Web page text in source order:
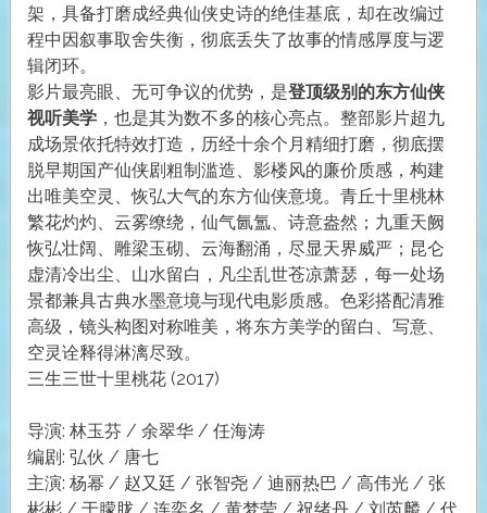
架，具备打磨成经典仙侠史诗的绝佳基底，却在改编过
程中因叙事取舍失衡，彻底丢失了故事的情感厚度与逻
辑闭环。
影片最亮眼、无可争议的优势，是登顶级别的东方仙侠
视听美学，也是其为数不多的核心亮点。整部影片超九
成场景依托特效打造，历经十余个月精细打磨，彻底摆
脱早期国产仙侠剧粗制滥造、影楼风的廉价质感，构建
出唯美空灵、恢弘大气的东方仙侠意境。青丘十里桃林
繁花灼灼、云雾缭绕，仙气氤氲、诗意盎然；九重天阙
恢弘壮阔、雕梁玉砌、云海翻涌，尽显天界威严；昆仑
虚清冷出尘、山水留白，凡尘乱世苍凉萧瑟，每一处场
景都兼具古典水墨意境与现代电影质感。色彩搭配清雅
高级，镜头构图对称唯美，将东方美学的留白、写意、
空灵诠释得淋漓尽致。
三生三世十里桃花 (2017)
导演: 林玉芬 / 余翠华 / 任海涛
编剧: 弘伙 / 唐七
主演: 杨幂 / 赵又廷 / 张智尧 / 迪丽热巴 / 高伟光 / 张